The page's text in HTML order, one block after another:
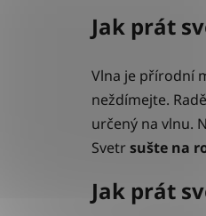
Jak prát
Vlna je přírodní
neždímejte.
určený na vlnu.
Svetrsušte na
Jak prát